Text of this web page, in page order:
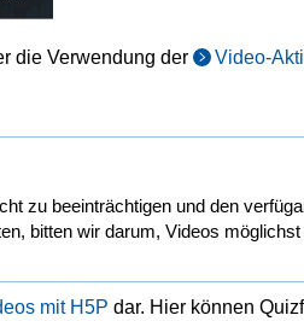
die Verwendung der Video-
zu beeinträchtigen und den
bitten wir darum, Videos
mit H5P dar. Hier können